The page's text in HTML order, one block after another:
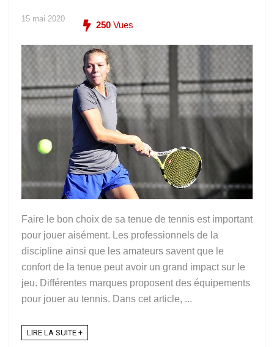
15 mai 2020
250 Vues
Faire le bon choix de sa tenue de tennis est important
pour jouer aisément. Les professionnels de la
discipline ainsi que les amateurs savent que le
confort de la tenue peut avoir un grand impact sur le
jeu. Différentes marques proposent des équipements
pour jouer au tennis. Dans cet article, ...
LIRE LA SUITE +